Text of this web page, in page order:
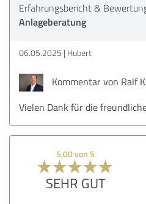
Erfahrungsbericht &
Anlageberatung
06.05.2025 Hubert
Kommentar von Ralf
Vielen Dank für die
5,00 von 5
SEHR GUT